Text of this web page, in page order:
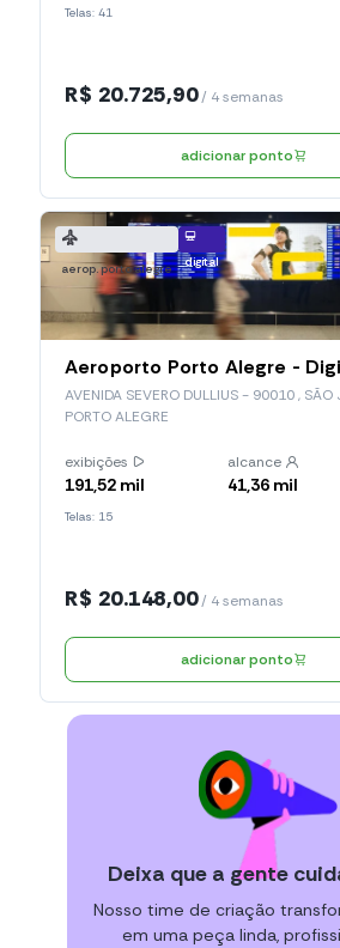
Telas: 41
R$ 20.725,90/ 4 semanas
adicionar ponto
aerop. porto alegre digital
AVENIDA SEVERO DULLIUS - 90010 ,
PORTO ALEGRE
exibições
191,52 mil
alcance
41,36 mil
Telas: 15
R$ 20.148,00/ 4 semanas
adicionar ponto
Deixa que a gente
Nosso time de criação
em uma peça linda,